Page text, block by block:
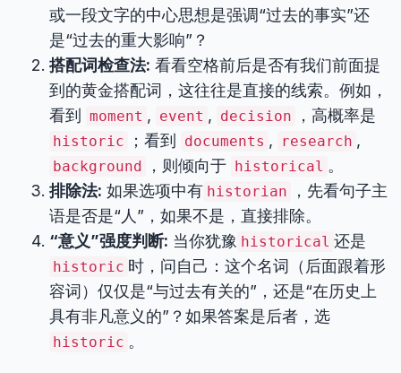
或一段文字的中心思想是强调“过去的事实”还
是“过去的重大影响”？
搭配词检查法: 看看空格前后是否有我们前面提
到的黄金搭配词，这往往是直接的线索。例如，
看到
moment , event , decision ，高概率是
historic ；看到 documents , research ,
background ，则倾向于 historical 。
排除法: 如果选项中有 historian
，先看句子主
语是否是“人”，如果不是，直接排除。
“意义”强度判断: 当你犹豫 historical 还是
historic 时，问自己：这个名词（后面跟着形
容词）仅仅是“与过去有关的”，还是“在历史上
具有非凡意义的”？如果答案是后者，选
historic 。